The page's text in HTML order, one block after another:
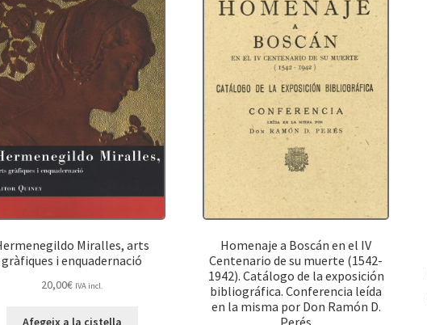
Miralles, arts
gràfiques i enquadernació
20,00€ IVA incl.
Homenaje a Boscán en el IV
Centenario de su muerte (1542-
1942). Catálogo de la exposición
bibliográfica. Conferencia leída
en la misma por Don Ramón D.